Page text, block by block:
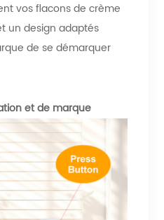
vos flacons de crème
un design adaptés
de se démarquer
et de marque